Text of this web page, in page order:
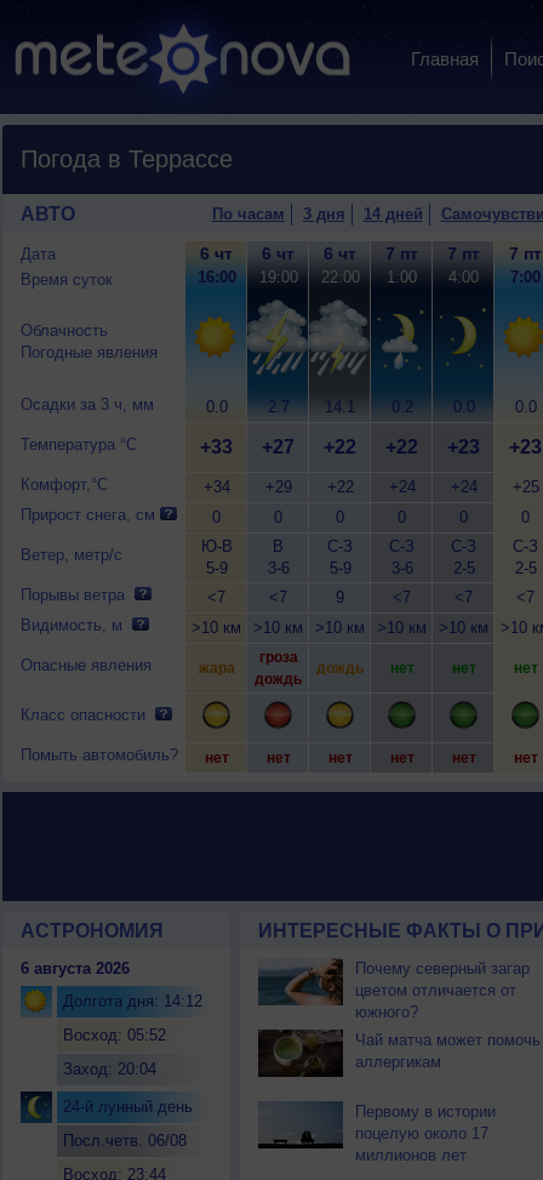
Главная
Погода в Террассе
АВТО По часам 3 дня 14 дней
Дата
Время суток
Облачность
Погодные явления
Осадки за 3 ч, мм
Температура °C
Комфорт,°C
Прирост снега, см
Ветер, метр/с
Порывы ветра
Видимость, м
Опасные явления
Класс опасности
Помыть автомобиль?
6 чт
16:00
0.0
+33
+34
0
Ю-В
5-9
<7
>10 км
жара
нет
6 чт
19:00
2.7
+27
+29
0
В
3-6
<7
>10 км
гроза
дождь
нет
6 чт
22:00
14.1
+22
+22
0
С-З
5-9
9
>10 км
дождь
нет
7 пт
1:00
0.2
+22
+24
0
С-З
3-6
<7
>10 км
нет
нет
7 пт
4:00
0.0
+23
+24
0
С-З
2-5
<7
>10 км
нет
нет
7 пт
7:00
0.0
+23
+25
0
С-З
2-5
<7
>10
нет
нет
АСТРОНОМИЯ
6 августа 2026
Долгота дня: 14:12
Восход: 05:52
Заход: 20:04
24-й лунный день
Посл.четв. 06/08
Восход: 23:44
ИНТЕРЕСНЫЕ ФАКТЫ О
Почему северный загар
цветом отличается от
южного?
Чай матча может помочь
аллергикам
Первому в истории
поцелую около 17
миллионов лет